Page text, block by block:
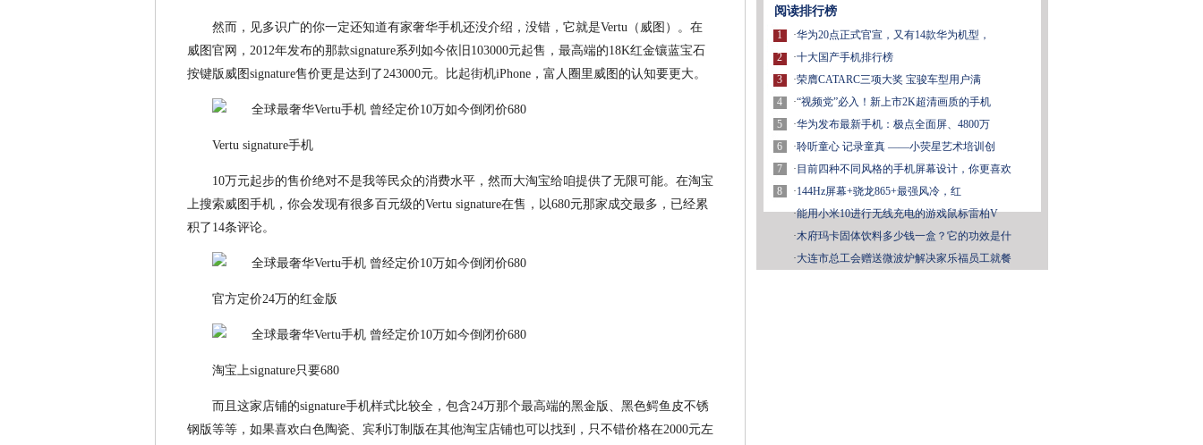
然而，见多识广的你一定还知道有家奢华手机还没介绍，没错，它就是Vertu（威图）。在
威图官网，2012年发布的那款signature系列如今依旧103000元起售，最高端的18K红金镶蓝宝石
按键版威图signature售价更是达到了243000元。比起街机iPhone，富人圈里威图的认知要更大。
Vertu signature手机
10万元起步的售价绝对不是我等民众的消费水平，然而大淘宝给咱提供了无限可能。在淘宝
上搜索威图手机，你会发现有很多百元级的Vertu signature在售，以680元那家成交最多，已经累
积了14条评论。
官方定价24万的红金版
淘宝上signature只要680
而且这家店铺的signature手机样式比较全，包含24万那个最高端的黑金版、黑色鳄鱼皮不锈
钢版等等，如果喜欢白色陶瓷、宾利订制版在其他淘宝店铺也可以找到，只不错价格在2000元左
阅读排行榜
1
2
3
4
5
6
7
8
·华为20点正式官宣，又有14款华为机型，
·十大国产手机排行榜
·荣膺CATARC三项大奖 宝骏车型用户满
·“视频党”必入！新上市2K超清画质的手机
·华为发布最新手机：极点全面屏、4800万
·聆听童心 记录童真 ——小荧星艺术培训创
· 目前四种不同风格的手机屏幕设计，你更喜欢
·144Hz屏幕+骁龙865+最强风冷，红
·能用小米10进行无线充电的游戏鼠标雷柏V
·木府玛卡固体饮料多少钱一盒？它的功效是什
·大连市总工会赠送微波炉解决家乐福员工就餐